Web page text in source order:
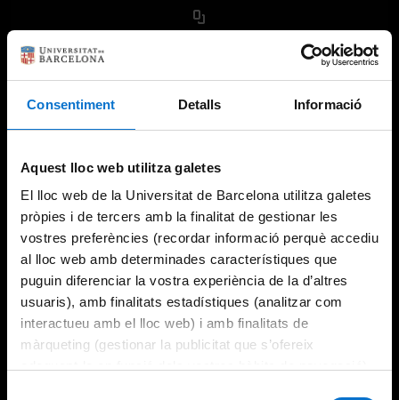
Consentiment Detalls Informació
Aquest lloc web utilitza galetes
El lloc web de la Universitat de Barcelona utilitza galetes
pròpies i de tercers amb la finalitat de gestionar les
vostres preferències (recordar informació perquè accediu
al lloc web amb determinades característiques que
puguin diferenciar la vostra experiència de la d’altres
usuaris), amb finalitats estadístiques (analitzar com
interactueu amb el lloc web) i amb finalitats de
màrqueting (gestionar la publicitat que s’ofereix